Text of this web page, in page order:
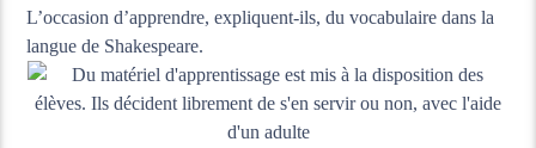
L’occasion d’apprendre, expliquent-ils, du vocabulaire dans la
langue de Shakespeare.